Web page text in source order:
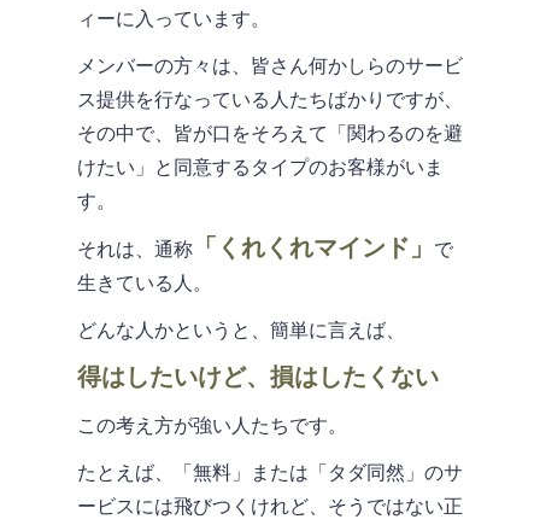
ィーに入っています。
メンバーの方々は、皆さん何かしらのサービ
ス提供を行なっている人たちばかりですが、
その中で、皆が口をそろえて「関わるのを避
けたい」と同意するタイプのお客様がいま
す。
それは、通称 「くれくれマインド」 で
生きている人。
どんな人かというと、簡単に言えば、
得はしたいけど、損はしたくない
この考え方が強い人たちです。
たとえば、「無料」または「タダ同然」のサ
ービスには飛びつくけれど、そうではない正